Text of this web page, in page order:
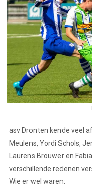
asv Dronten kende veel
Meulens, Yordi Schols,
Laurens Brouwer en
verschillende redenen
Wie er wel waren: